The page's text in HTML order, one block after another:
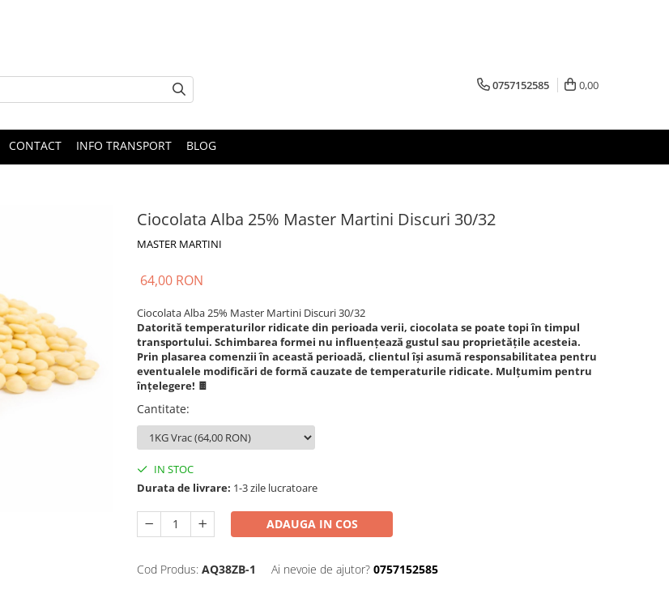
0757152585 0,00
CONTACT INFO TRANSPORT BLOG
Ciocolata Alba 25% Master Martini Discuri 30/32
MASTER MARTINI
64,00 RON
Ciocolata Alba 25% Master Martini Discuri 30/32
Datorită temperaturilor ridicate din perioada verii, ciocolata se poate topi în timpul
transportului. Schimbarea formei nu influențează gustul sau proprietățile acesteia.
Prin plasarea comenzii în această perioadă, clientul își asumă responsabilitatea pentru
eventualele modificări de formă cauzate de temperaturile ridicate. Mulțumim pentru
înțelegere! 🍫
Cantitate:
IN STOC
Durata de livrare: 1-3 zile lucratoare
ADAUGA IN COS
Cod Produs: AQ38ZB-1 Ai nevoie de ajutor? 0757152585